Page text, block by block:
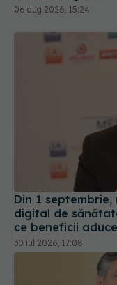
Din 1
digital de
ce beneficii
30 iul 2026, 17:08